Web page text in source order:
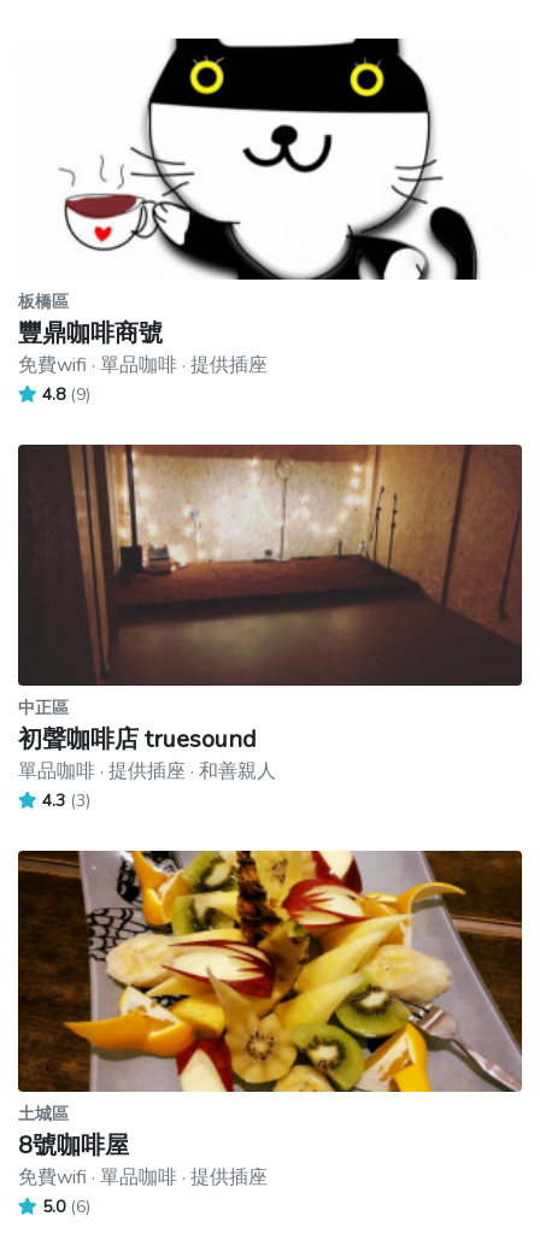
板橋區
豐鼎咖啡商號
免費wifi · 單品咖啡 · 提供插座
4.8 (9)
中正區
初聲咖啡店 truesound
單品咖啡 · 提供插座 · 和善親人
4.3 (3)
土城區
8號咖啡屋
免費wifi · 單品咖啡 · 提供插座
5.0 (6)